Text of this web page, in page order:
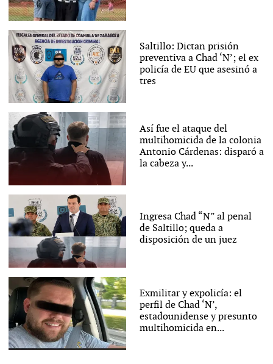
Saltillo: Dictan prisión
preventiva a Chad ‘N’; el ex
policía de EU que asesinó a
tres
Así fue el ataque del
multihomicida de la colonia
Antonio Cárdenas: disparó a
la cabeza y...
Ingresa Chad “N” al penal
de Saltillo; queda a
disposición de un juez
Exmilitar y expolicía: el
perfil de Chad ‘N’,
estadounidense y presunto
multihomicida en...